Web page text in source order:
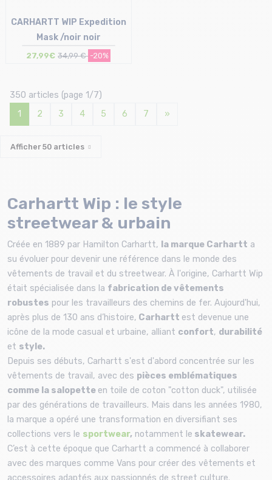
T.U
CARHARTT WIP Expedition
Mask /noir noir
27,99€ 34,99 € -20%
350 articles (page 1/7)
1
2 3 4 5 6 7 »
Afficher50 articles
Carhartt Wip : le style
streetwear & urbain
Créée en 1889 par Hamilton Carhartt, la marque Carhartt a
su évoluer pour devenir une référence dans le monde des
vêtements de travail et du streetwear. À l'origine, Carhartt Wip
était spécialisée dans la fabrication de vêtements
robustes pour les travailleurs des chemins de fer. Aujourd'hui,
après plus de 130 ans d’histoire, Carhartt est devenue une
icône de la mode casual et urbaine, alliant confort, durabilité
et style.
Depuis ses débuts, Carhartt s'est d'abord concentrée sur les
vêtements de travail, avec des pièces emblématiques
comme la salopette en toile de coton "cotton duck", utilisée
par des générations de travailleurs. Mais dans les années 1980,
la marque a opéré une transformation en diversifiant ses
collections vers le sportwear, notamment le skatewear.
C’est à cette époque que Carhartt a commencé à collaborer
avec des marques comme Vans pour créer des vêtements et